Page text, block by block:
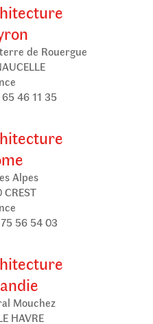
de Rouergue
46 11 35
Alpes
56 54 03
Mouchez
HAVRE